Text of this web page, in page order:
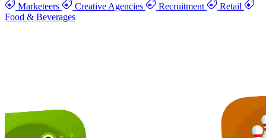
Marketeers Creative Agencies Recruitment
Retail
Food & Beverages